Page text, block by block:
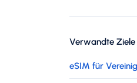
Verwandte Ziele
eSIM für